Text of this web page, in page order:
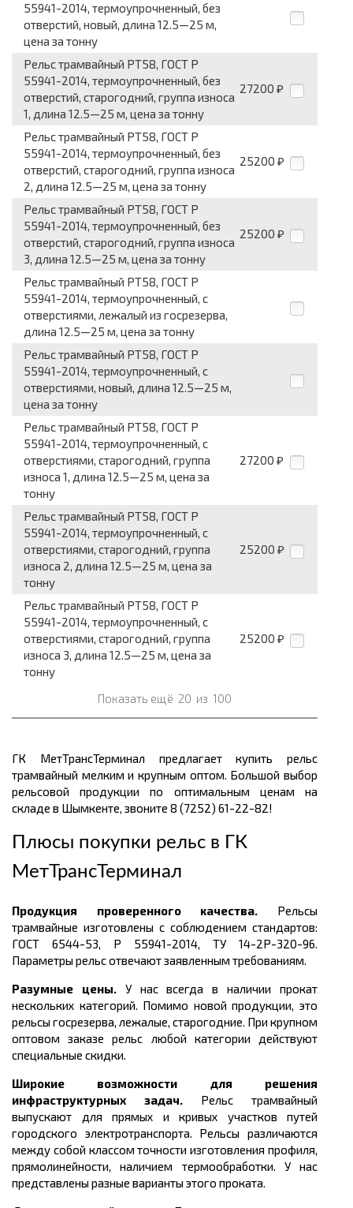
55941-2014, термоупрочненный, без
отверстий, новый, длина 12.5—25 м,
цена за тонну
Рельс трамвайный РТ58, ГОСТ Р
55941-2014, термоупрочненный, без
отверстий, старогодний, группа износа
1, длина 12.5—25 м, цена за тонну
27200 ₽
Рельс трамвайный РТ58, ГОСТ Р
55941-2014, термоупрочненный, без
отверстий, старогодний, группа износа
2, длина 12.5—25 м, цена за тонну
25200 ₽
Рельс трамвайный РТ58, ГОСТ Р
55941-2014, термоупрочненный, без
отверстий, старогодний, группа износа
3, длина 12.5—25 м, цена за тонну
25200 ₽
Рельс трамвайный РТ58, ГОСТ Р
55941-2014, термоупрочненный, с
отверстиями, лежалый из госрезерва,
длина 12.5—25 м, цена за тонну
Рельс трамвайный РТ58, ГОСТ Р
55941-2014, термоупрочненный, с
отверстиями, новый, длина 12.5—25 м,
цена за тонну
Рельс трамвайный РТ58, ГОСТ Р
55941-2014, термоупрочненный, с
отверстиями, старогодний, группа
износа 1, длина 12.5—25 м, цена за
тонну
27200 ₽
Рельс трамвайный РТ58, ГОСТ Р
55941-2014, термоупрочненный, с
отверстиями, старогодний, группа
износа 2, длина 12.5—25 м, цена за
тонну
25200 ₽
Рельс трамвайный РТ58, ГОСТ Р
55941-2014, термоупрочненный, с
отверстиями, старогодний, группа
износа 3, длина 12.5—25 м, цена за
тонну
25200 ₽
Показать ещё 20 из 100
ГК МетТрансТерминал предлагает купить рельс
трамвайный мелким и крупным оптом. Большой выбор
рельсовой продукции по оптимальным ценам на
складе в Шымкенте, звоните 8 (7252) 61-22-82!
Плюсы покупки рельс в ГК
МетТрансТерминал
Продукция проверенного качества. Рельсы
трамвайные изготовлены с соблюдением стандартов:
ГОСТ 6544-53, Р 55941-2014, ТУ 14-2Р-320-96.
Параметры рельс отвечают заявленным требованиям.
Разумные цены. У нас всегда в наличии прокат
нескольких категорий. Помимо новой продукции, это
рельсы госрезерва, лежалые, старогодние. При крупном
оптовом заказе рельс любой категории действуют
специальные скидки.
Широкие возможности для решения
инфраструктурных задач. Рельс трамвайный
выпускают для прямых и кривых участков путей
городского электротранспорта. Рельсы различаются
между собой классом точности изготовления профиля,
прямолинейности, наличием термообработки. У нас
представлены разные варианты этого проката.